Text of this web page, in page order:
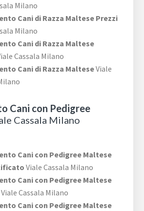
Milano
Cani di Razza Maltese Prezzi
Milano
Cani di Razza Maltese
Cassala Milano
Cani di Razza MalteseViale
Cani con Pedigree
Cassala Milano
Cani con Pedigree Maltese
Viale Cassala Milano
Cani con Pedigree Maltese
Viale Cassala Milano
Cani con Pedigree Maltese